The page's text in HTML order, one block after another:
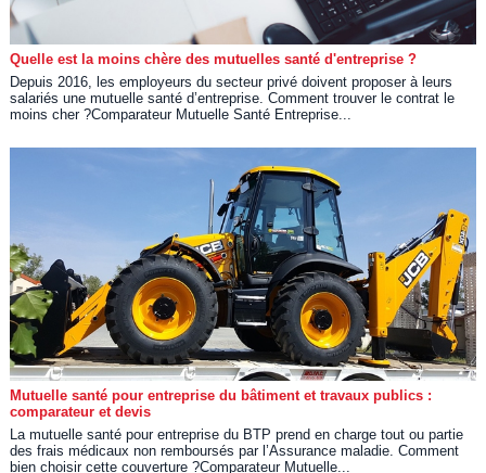
Quelle est la moins chère des mutuelles santé d'entreprise ?
Depuis 2016, les employeurs du secteur privé doivent proposer à leurs
salariés une mutuelle santé d’entreprise. Comment trouver le contrat le
moins cher ?Comparateur Mutuelle Santé Entreprise...
Mutuelle santé pour entreprise du bâtiment et travaux publics :
comparateur et devis
La mutuelle santé pour entreprise du BTP prend en charge tout ou partie
des frais médicaux non remboursés par l’Assurance maladie. Comment
bien choisir cette couverture ?Comparateur Mutuelle...